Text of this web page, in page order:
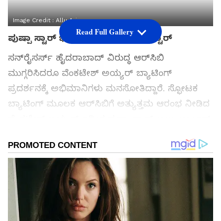
Image Credit : Allu Arjun
ಪುಷ್ಪಾ ಸ್ಟಾರ್ ಭೇಟಿ ಮಾಡಿದ ಆರ್‌ಸಿಬಿ ಸ್ಟಾರ್
ಸನ್‌ರೈಸರ್ಸ್ ಹೈದರಾಬಾದ್ ವಿರುದ್ಧ ಆರ್‌ಸಿಬಿ
ಮುಗ್ಗರಿಸಿದರೂ ವೆಂಕಟೇಶ್ ಅಯ್ಯರ್ ಬ್ಯಾಟಿಂಗ್
ಪ್ರದರ್ಶನಕ್ಕೆ ಅಭಿಮಾನಿಗಳು ಮನಸೋತಿದ್ದಾರೆ. ಸ್ಫೋಟಕ
ಬ್ಯಾಟಿಂಗ್ ಮೂಲಕ ಆರ್‌ಸಿಬಿಗೆ ಅತ್ಯುತ್ತಮ ಆರಂಭ ನೀಡಿದ
ಸಮಗ್ರ ಸುದ್ದಿ ಮೂಲವನ್ನಾಗಿ asianet suvarna news ಅನ್ನು
ಆಯ್ಕೆ ಮಾಡಿಕೊಳ್ಳಿ
Read Full Gallery